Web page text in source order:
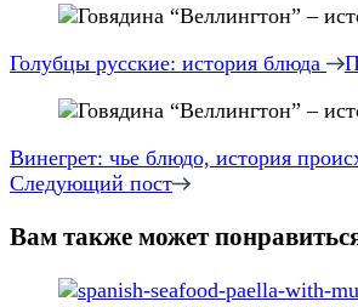
Навигация
по
записям
Голубцы русские: история блюда
Винегрет: чье блюдо, история
Следующий пост
Вам также может